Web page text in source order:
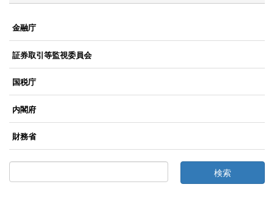
金融庁
証券取引等監視委員会
国税庁
内閣府
財務省